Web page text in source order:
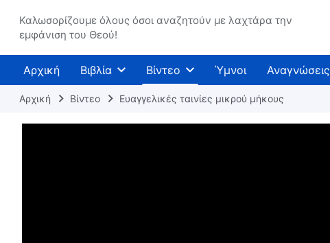
Καλωσορίζουμε όλους όσοι αναζητούν με λαχτάρα την
εμφάνιση του Θεού!
Αρχική Βιβλία Βίντεο Ύμνοι Αναγνώσεις
Αρχική Βίντεο Ευαγγελικές ταινίες μικρού μήκους